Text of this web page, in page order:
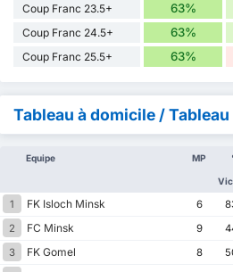
Coup Franc 23.5+ 63%
Coup Franc 24.5+ 63%
Coup Franc 25.5+ 63%
Tableau à domicile /
Equipe MP
1 FK Isloch Minsk 6
2
FC Minsk 9
3
FK Gomel 8